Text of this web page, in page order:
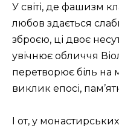
У світі, де фашизм
любов здається
зброєю, ці двоє
увічнює обличчя
перетворює біль на
виклик епосі,
І от, у